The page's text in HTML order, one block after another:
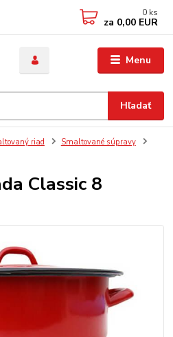
Menu
Hľadať
0 ks
za 0,00 EUR
riad
Smaltované súpravy
Classic 8